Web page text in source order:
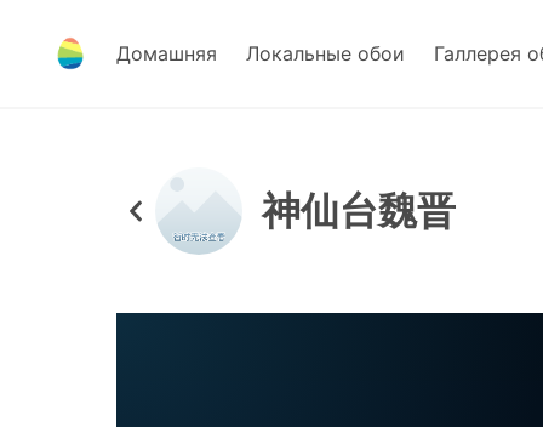
Домашняя Локальные обои Галлерея
神仙台魏晋